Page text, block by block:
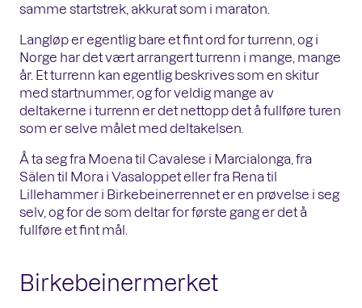
samme startstrek, akkurat som i maraton.
Langløp er egentlig bare et fint ord for turrenn, og i
Norge har det vært arrangert turrenn i mange, mange
år. Et turrenn kan egentlig beskrives som en skitur
med startnummer, og for veldig mange av
deltakerne i turrenn er det nettopp det å fullføre turen
som er selve målet med deltakelsen.
Å ta seg fra Moena til Cavalese i Marcialonga, fra
Sälen til Mora i Vasaloppet eller fra Rena til
Lillehammer i Birkebeinerrennet er en prøvelse i seg
selv, og for de som deltar for første gang er det å
fullføre et fint mål.
Birkebeinermerket